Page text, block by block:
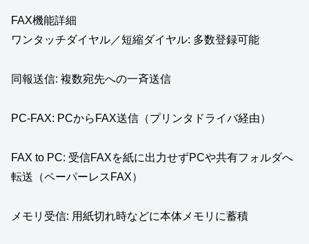
FAX機能詳細
ワンタッチダイヤル／短縮ダイヤル: 多数登録可能
同報送信: 複数宛先への一斉送信
PC-FAX: PCからFAX送信（プリンタドライバ経由）
FAX to PC: 受信FAXを紙に出力せずPCや共有フォルダへ
転送（ペーパーレスFAX）
メモリ受信: 用紙切れ時などに本体メモリに蓄積